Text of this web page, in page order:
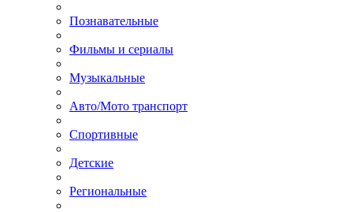
Познавательные
Фильмы и сериалы
Музыкальные
Авто/Мото транспорт
Спортивные
Детские
Региональные